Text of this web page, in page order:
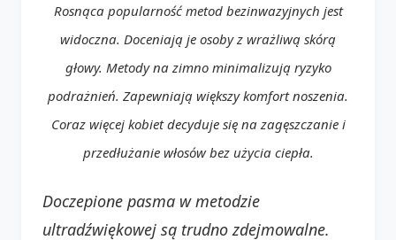
Rosnąca popularność metod bezinwazyjnych jest
widoczna. Doceniają je osoby z wrażliwą skórą
głowy. Metody na zimno minimalizują ryzyko
podrażnień. Zapewniają większy komfort noszenia.
Coraz więcej kobiet decyduje się na zagęszczanie i
przedłużanie włosów bez użycia ciepła.
Doczepione pasma w metodzie
ultradźwiękowej są trudno zdejmowalne.